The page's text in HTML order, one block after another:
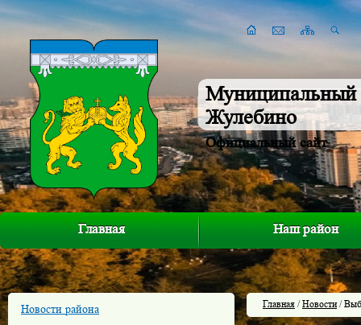
Муниципальный
Жулебино
Официальный сайт
Главная Наш район
Новости района
Главная /Новости/